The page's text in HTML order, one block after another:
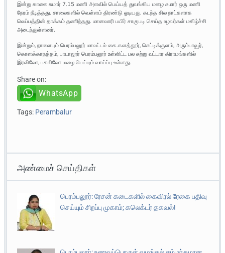
இன்று காலை சுமார் 7.15 மணி அளவில் பெய்யத் துவங்கிய மழை சுமார் ஒரு மணி
நேரம் நீடித்தது. சாலைகளில் வெள்ளம் திரண்டு ஓடியது. கடந்த சில நாட்களாக
வெப்பத்தின் தாக்கம் தணிந்தது. மானவாரி பயிர் சாகுபடி செய்த உழவர்கள் மகிழ்ச்சி
அடைந்துள்ளனர்.
இன்றும், நாளையும் பெரம்பலூர் மாவட்டம் கை.களத்தூர், செட்டிக்குளம், அரும்பாவூர்,
கொளக்காநத்தம், பாடாலூர் பெரம்பலூர் உள்ளிட்ட பல சுற்று வட்டார கிராமங்களில்
இரவிலோ, பகலிலோ மழை பெய்யும் வாய்ப்பு உள்ளது.
Share on:
WhatsApp
Tags: Perambalur
அண்மைச் செய்திகள்
பெரம்பலூர்: ரேசன் கடைகளில் கைவிரல் ரேகை பதிவு
செய்யும் சிறப்பு முகாம்; கலெக்டர் தகவல்!